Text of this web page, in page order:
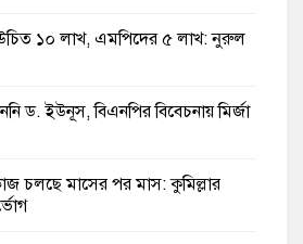
উচিত ১০ লাখ, এমপিদের ৫ লাখ: নুরুল
ড. ইউনূস, বিএনপির বিবেচনায় মির্জা
চলছে মাসের পর মাস: কুমিল্লার